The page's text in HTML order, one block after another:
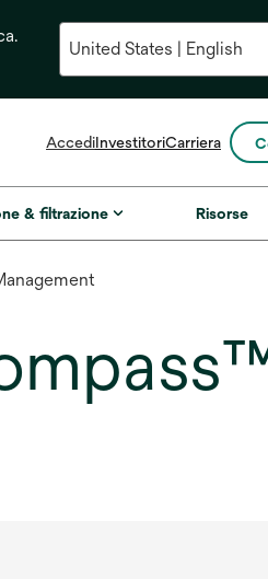
AccediInvestitorisi
in
Carriera
& filtrazione Risorse